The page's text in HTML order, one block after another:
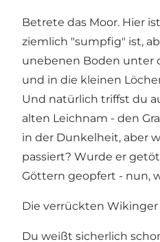
Betrete das Moor. Hier
ziemlich "sumpfig" ist,
unebenen Boden unter
und in die kleinen
Und natürlich triffst du
alten Leichnam - den
in der Dunkelheit, aber
passiert? Wurde er
Göttern geopfert - nun,
Die verrückten Wikinger
Du weißt sicherlich